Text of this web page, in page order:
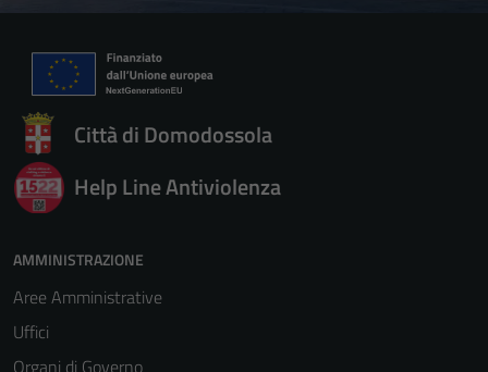
Città di Domodossola
Help Line Antiviolenza
AMMINISTRAZIONE
Aree Amministrative
Uffici
Organi di Governo